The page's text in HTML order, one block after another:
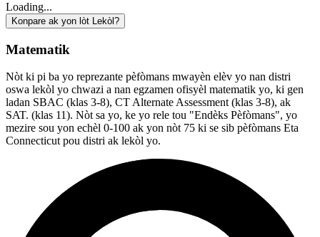
Loading...
Konpare ak yon lòt Lekòl?
Matematik
Nòt ki pi ba yo reprezante pèfòmans mwayèn elèv yo nan distri
oswa lekòl yo chwazi a nan egzamen ofisyèl matematik yo, ki gen
ladan SBAC (klas 3-8), CT Alternate Assessment (klas 3-8), ak
SAT. (klas 11). Nòt sa yo, ke yo rele tou "Endèks Pèfòmans", yo
mezire sou yon echèl 0-100 ak yon nòt 75 ki se sib pèfòmans Eta
Connecticut pou distri ak lekòl yo.